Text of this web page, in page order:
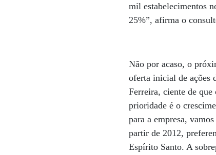
mil estabelecimentos
25%”, afirma o
Não por acaso, o
oferta inicial de ações
Ferreira, ciente de
prioridade é o
para a empresa,
partir de 2012,
Espírito Santo. A